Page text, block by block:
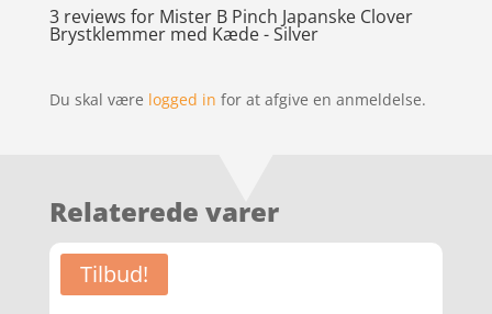
3 reviews for Mister B Pinch Japanske Clover
Brystklemmer med Kæde - Silver
Du skal være logged in for at afgive en anmeldelse.
Relaterede varer
Tilbud!